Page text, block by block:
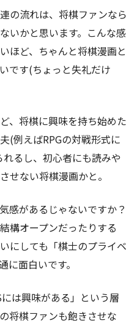
の流れは、将棋ファンなら
いかと思います。こんな感
ほど、ちゃんと将棋漫画と
です(ちょっと失礼だけ
、将棋に興味を持ち始めた
(例えばRPGの対戦形式に
るし、初心者にも読みや
せない将棋漫画かと。
感があるじゃないですか？
構オープンだったりする
にしても「棋士のプライベ
に面白いです。
は興味がある」という層
将棋ファンも飽きさせな